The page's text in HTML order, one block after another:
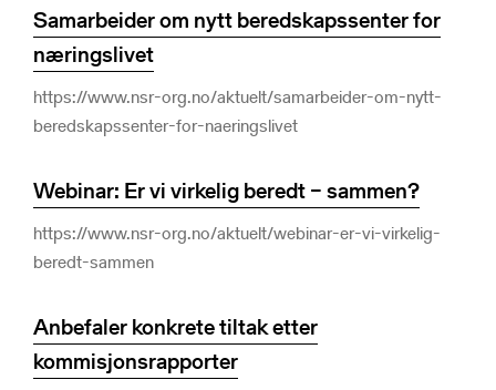
Samarbeider om nytt beredskapssenter for
næringslivet
https://www.nsr-org.no/aktuelt/samarbeider-om-nytt-
beredskapssenter-for-naeringslivet
Webinar: Er vi virkelig beredt – sammen?
https://www.nsr-org.no/aktuelt/webinar-er-vi-virkelig-
beredt-sammen
Anbefaler konkrete tiltak etter
kommisjonsrapporter